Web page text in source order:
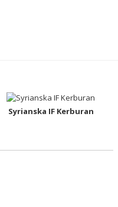
Syrianska IF Kerburan